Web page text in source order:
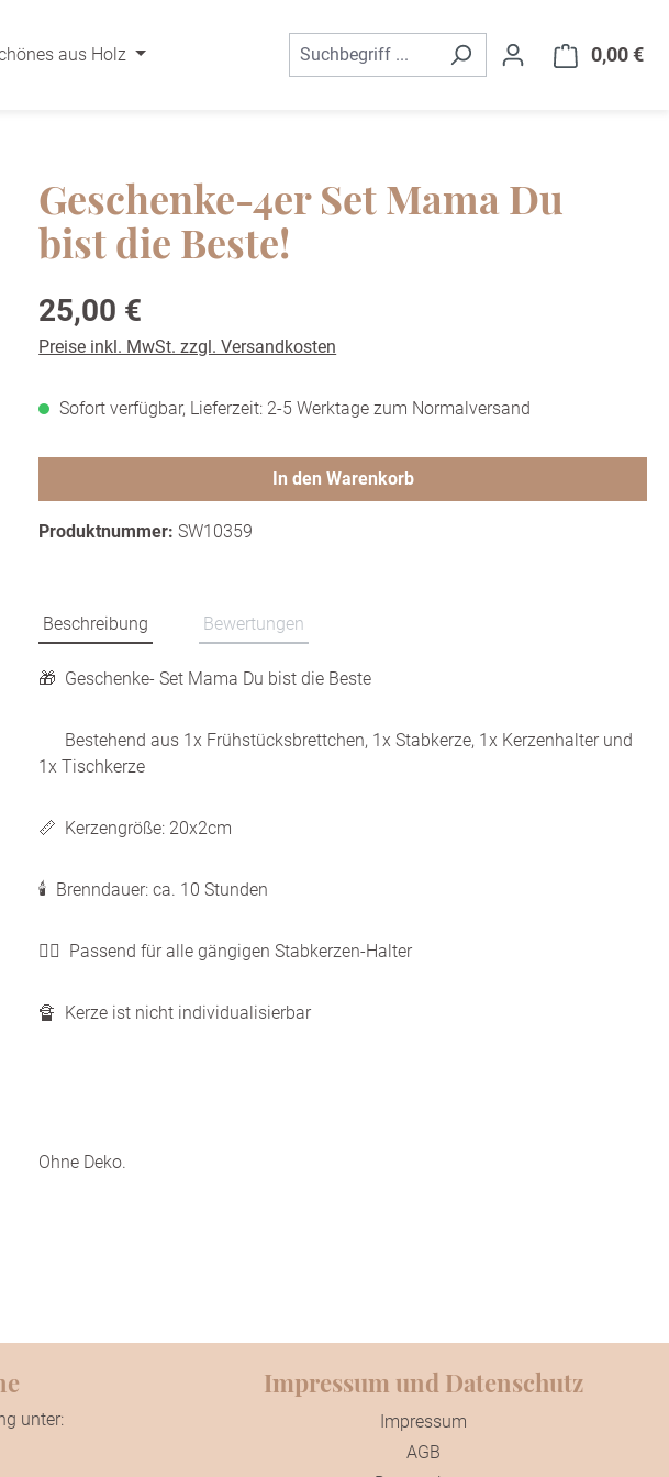
aus Holz 0,00 €
Geschenke-4er Set Mama Du
bist die Beste!
Regulärer Preis:
25,00 €
Preise inkl. MwSt. zzgl. Versandkosten
Sofort verfügbar, Lieferzeit: 2-5 Werktage zum Normalversand
In den Warenkorb
Produktnummer:SW10359
Beschreibung Bewertungen
🎁 Geschenke- Set Mama Du bist die Beste
Bestehend aus 1x Frühstücksbrettchen, 1x Stabkerze, 1x Kerzenhalter und
1x Tischkerze
📏 Kerzengröße: 20x2cm
🕯️ Brenndauer: ca. 10 Stunden
👍🏼 Passend für alle gängigen Stabkerzen-Halter
🔏 Kerze ist nicht individualisierbar
Ohne Deko.
unter:
Impressum und Datenschutz
Impressum
AGB